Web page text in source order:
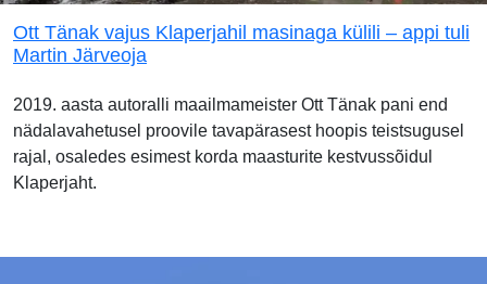
Ott Tänak vajus Klaperjahil masinaga külili – appi tuli
Martin Järveoja
2019. aasta autoralli maailmameister Ott Tänak pani end
nädalavahetusel proovile tavapärasest hoopis teistsugusel
rajal, osaledes esimest korda maasturite kestvussõidul
Klaperjaht.